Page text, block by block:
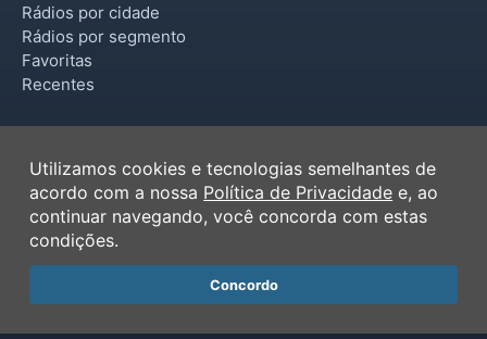
Rádios por cidade
Rádios por segmento
Favoritas
Recentes
Termos de Uso
Política de Privacidade
Ferramentas
Contato
Utilizamos cookies e tecnologias semelhantes de
acordo com a nossa Política de Privacidade e, ao
continuar navegando, você concorda com estas
condições.
Concordo